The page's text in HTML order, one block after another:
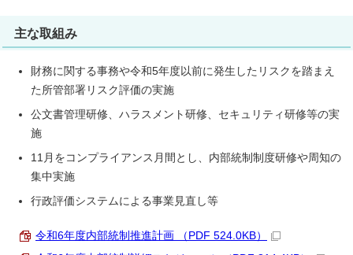
主な取組み
財務に関する事務や令和5年度以前に発生したリスクを踏まえ
た所管部署リスク評価の実施
公文書管理研修、ハラスメント研修、セキュリティ研修等の実
施
11月をコンプライアンス月間とし、内部統制制度研修や周知の
集中実施
行政評価システムによる事業見直し等
令和6年度内部統制推進計画 （PDF 524.0KB）